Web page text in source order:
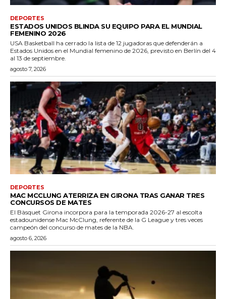
DEPORTES
ESTADOS UNIDOS BLINDA SU EQUIPO PARA EL MUNDIAL
FEMENINO 2026
USA Basketball ha cerrado la lista de 12 jugadoras que defenderán a
Estados Unidos en el Mundial femenino de 2026, previsto en Berlín del 4
al 13 de septiembre.
agosto 7, 2026
DEPORTES
MAC MCCLUNG ATERRIZA EN GIRONA TRAS GANAR TRES
CONCURSOS DE MATES
El Bàsquet Girona incorpora para la temporada 2026-27 al escolta
estadounidense Mac McClung, referente de la G League y tres veces
campeón del concurso de mates de la NBA.
agosto 6, 2026